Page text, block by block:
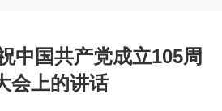
中国共产党成立105周
会上的讲话